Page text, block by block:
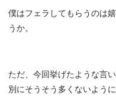
僕はフェラしてもらうのは
うか。
ただ、今回挙げたような言
別にそうそう多くないよう